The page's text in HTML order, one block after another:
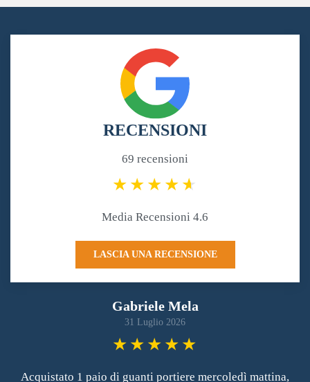
RECENSIONI
69 recensioni
Media Recensioni 4.6
LASCIA UNA RECENSIONE
Gabriele Mela
31 Luglio 2026
Acquistato 1 paio di guanti portiere mercoledì mattina,